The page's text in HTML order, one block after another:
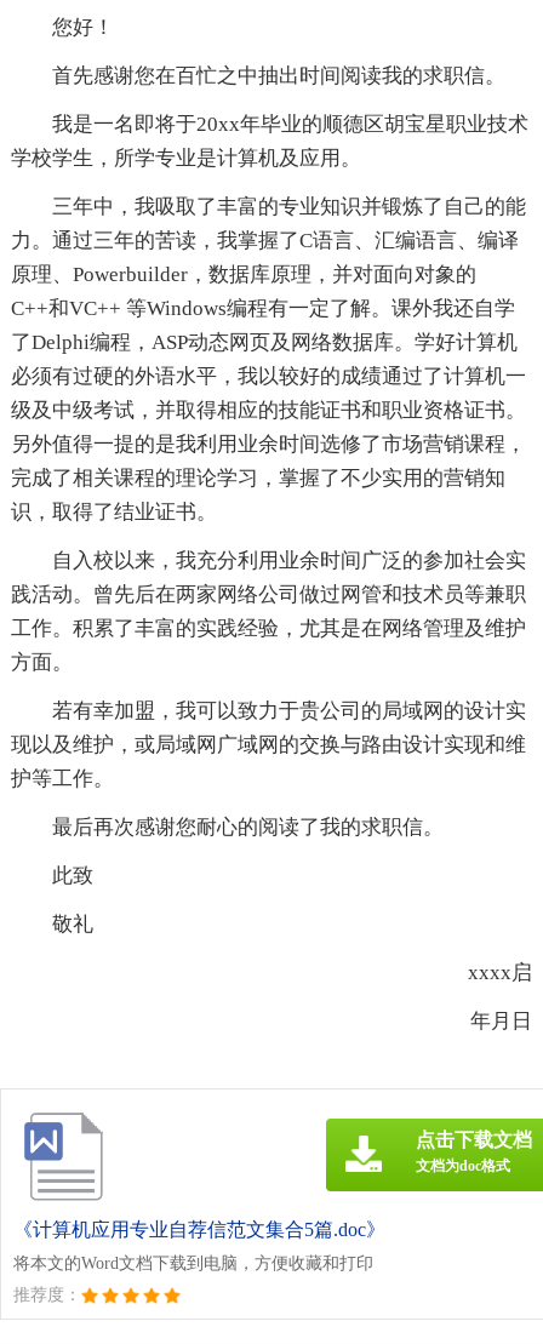
您好！
首先感谢您在百忙之中抽出时间阅读我的求职信。
我是一名即将于20xx年毕业的顺德区胡宝星职业技术
学校学生，所学专业是计算机及应用。
三年中，我吸取了丰富的专业知识并锻炼了自己的能
力。通过三年的苦读，我掌握了C语言、汇编语言、编译
原理、Powerbuilder，数据库原理，并对面向对象的
C++和VC++ 等Windows编程有一定了解。课外我还自学
了Delphi编程，ASP动态网页及网络数据库。学好计算机
必须有过硬的外语水平，我以较好的成绩通过了计算机一
级及中级考试，并取得相应的技能证书和职业资格证书。
另外值得一提的是我利用业余时间选修了市场营销课程，
完成了相关课程的理论学习，掌握了不少实用的营销知
识，取得了结业证书。
自入校以来，我充分利用业余时间广泛的参加社会实
践活动。曾先后在两家网络公司做过网管和技术员等兼职
工作。积累了丰富的实践经验，尤其是在网络管理及维护
方面。
若有幸加盟，我可以致力于贵公司的局域网的设计实
现以及维护，或局域网广域网的交换与路由设计实现和维
护等工作。
最后再次感谢您耐心的阅读了我的求职信。
此致
敬礼
xxxx启
年月日
《计算机应用专业自荐信范文集合5篇.doc》
将本文的Word文档下载到电脑，方便收藏和打印
推荐度：
点击下载文档
文档为doc格式